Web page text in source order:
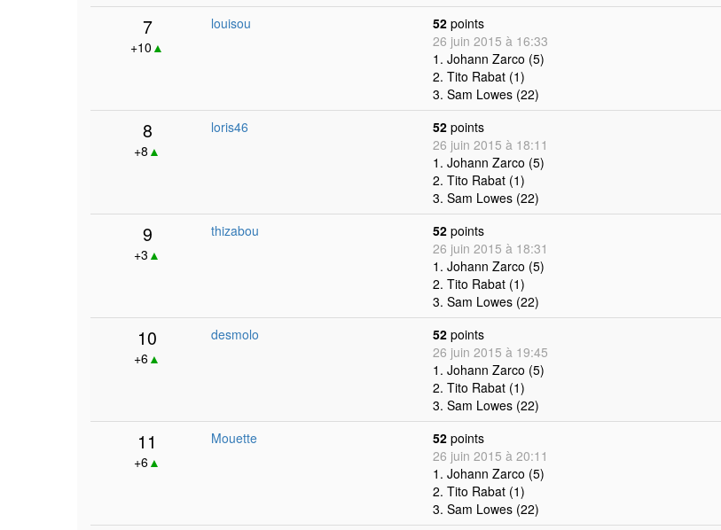
7
+10 ▲
louisou 52 points
26 juin 2015 à 16:33
1. Johann Zarco (5)
2. Tito Rabat (1)
3. Sam Lowes (22)
8
+8 ▲
loris46 52 points
26 juin 2015 à 18:11
1. Johann Zarco (5)
2. Tito Rabat (1)
3. Sam Lowes (22)
9
+3 ▲
thizabou 52 points
26 juin 2015 à 18:31
1. Johann Zarco (5)
2. Tito Rabat (1)
3. Sam Lowes (22)
10
+6▲
desmolo 52 points
26 juin 2015 à 19:45
1. Johann Zarco (5)
2. Tito Rabat (1)
3. Sam Lowes (22)
11
+6▲
Mouette 52 points
26 juin 2015 à 20:11
1. Johann Zarco (5)
2. Tito Rabat (1)
3. Sam Lowes (22)